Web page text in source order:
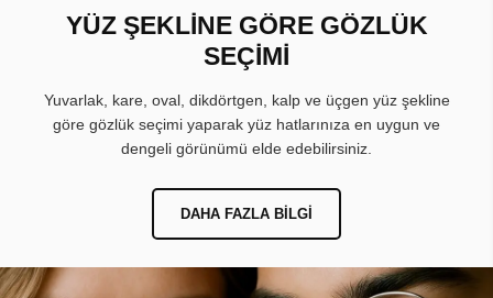
YÜZ ŞEKLİNE GÖRE GÖZLÜK
SEÇİMİ
Yuvarlak, kare, oval, dikdörtgen, kalp ve üçgen yüz şekline
göre gözlük seçimi yaparak yüz hatlarınıza en uygun ve
dengeli görünümü elde edebilirsiniz.
DAHA FAZLA BILGI